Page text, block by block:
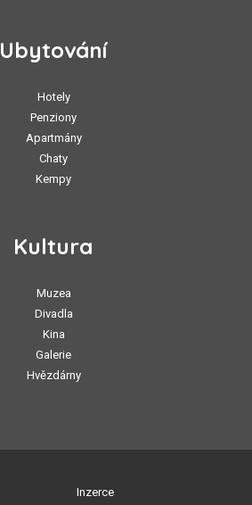
Ubytování
Hotely
Penziony
Apartmány
Chaty
Kempy
Kultura
Muzea
Divadla
Kina
Galerie
Hvězdárny
Inzerce